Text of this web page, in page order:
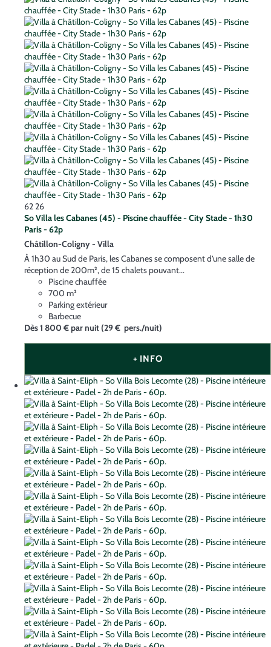
6226
So Villa les Cabanes (45) - Piscine chauffée - City Stade - 1h30
Paris - 62p
Châtillon-Coligny - Villa
À 1h30 au Sud de Paris, les Cabanes se composent d’une salle de
réception de 200m², de 15 chalets pouvant...
Piscine chauffée
700 m²
Parking extérieur
Barbecue
Dès1 800 €par nuit(29 € pers./nuit)
+ INFO